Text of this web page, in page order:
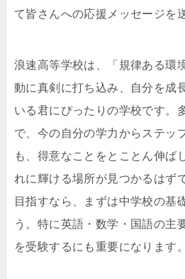
て皆さんへの応援メッセージを
浪速高等学校は、「規律ある環
動に真剣に打ち込み、自分を成
いる君にぴったりの学校です。
で、今の自分の学力からステッ
も、得意なことをとことん伸ば
れに輝ける場所が見つかるはず
目指すなら、まずは中学校の基
う。特に英語・数学・国語の主
を受験するにも重要になります。